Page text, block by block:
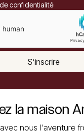
confidentialité
S’inscrire
la maison
nous l'aventure